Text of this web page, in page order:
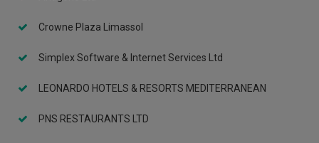
Crowne Plaza Limassol
Simplex Software & Internet Services Ltd
LEONARDO HOTELS & RESORTS MEDITERRANEAN
PNS RESTAURANTS LTD